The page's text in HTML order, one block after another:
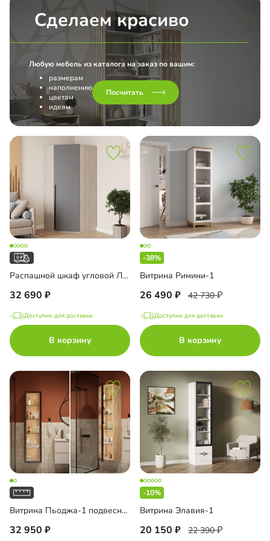
Сделаем красиво
Любую мебель из каталога на заказ по вашим:
размерам
наполнению
цветам
идеям
Посчитать
Распашной шкаф угловой Лорэна-1000 Премиум
32 690
Доступно для доставки
В корзину
-38%
Витрина Римини-1
26 490 42 730
Доступно для доставки
В корзину
Витрина Пьоджа-1 подвесная
32 950
-10%
Витрина Элавия-1
20 150 22 390